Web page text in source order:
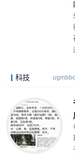
科技